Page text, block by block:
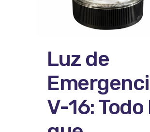
Luz de
V-16: Todo